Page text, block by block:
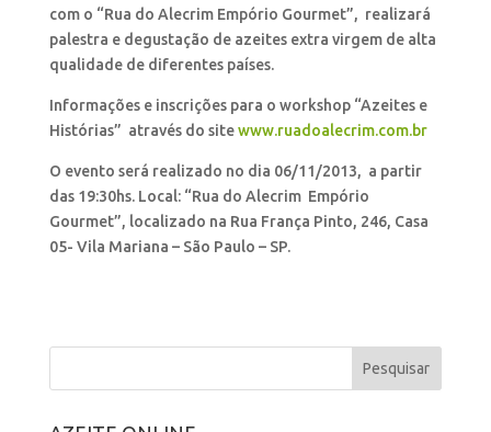
com o “Rua do Alecrim Empório Gourmet”, realizará
palestra e degustação de azeites extra virgem de alta
qualidade de diferentes países.
Informações e inscrições para o workshop “Azeites e
Histórias” através do sitewww.ruadoalecrim.com.br
O evento será realizado no dia 06/11/2013, a partir
das 19:30hs. Local: “Rua do Alecrim Empório
Gourmet”, localizado na Rua França Pinto, 246, Casa
05- Vila Mariana – São Paulo – SP.